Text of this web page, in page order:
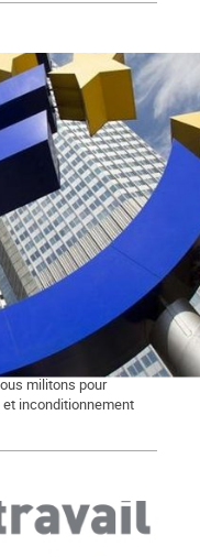
la rupture avec
militons pour
et inconditionnement